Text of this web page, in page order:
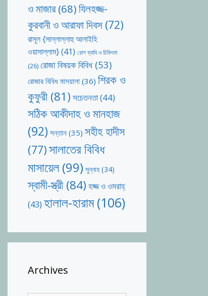
ও মাজার(68)যিলহজ্জ-
কুরবানী ও আরাফা দিবস (72)
রাসূল {সাল্লাল্লাহু আলাইহি
ওয়াসাল্লাম}(41) রোগ ব্যাধি ও চিকিৎসা
(26) রোজা বিষয়ক বিবিধ(53)
রোজার বিবিধ মাসয়ালা (36) শিরক ও
কুফুরী (81) সচেতনতা(44)
সঠিক আকীদাহ ও মানহাজ
(92) সন্তান (35) সহীহ হাদীস
(77)সালাতের বিবিধ
মাসায়েল(99) সুন্নাহ(34)
স্বামী-স্ত্রী(84) হজ্জ ও ওমরাহ্‌
(43) হালাল-হারাম(106)
Archives